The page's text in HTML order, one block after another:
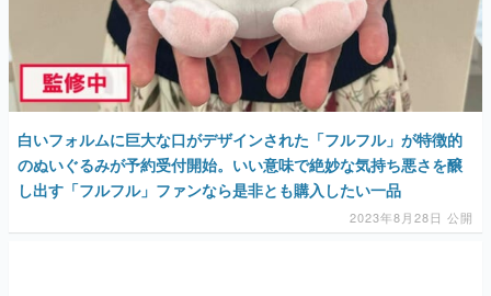
白いフォルムに巨大な口がデザインされた「フルフル」が特徴的
のぬいぐるみが予約受付開始。いい意味で絶妙な気持ち悪さを醸
し出す「フルフル」ファンなら是非とも購入したい一品
2023年8月28日 公開